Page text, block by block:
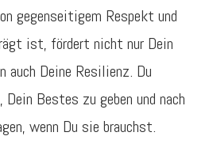
gegenseitigem Respekt und
ist, fördert nicht nur Dein
auch Deine Resilienz. Du
Bestes zu geben und nach
wenn Du sie brauchst.